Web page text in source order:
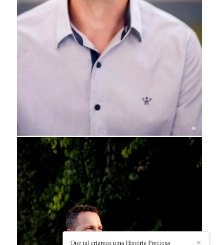
✕
Que tal criamos uma História Preciosa